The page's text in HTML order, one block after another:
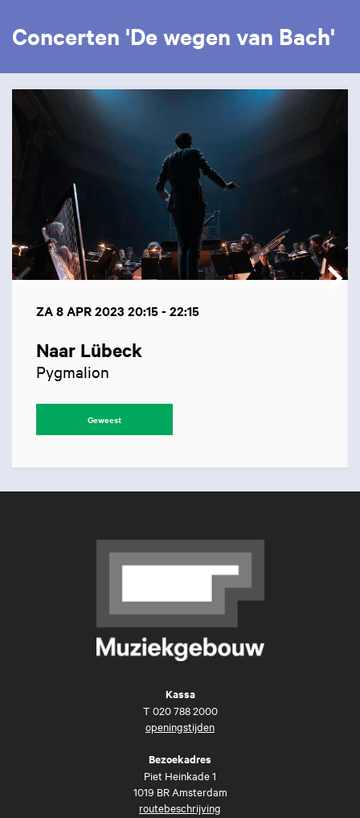
Concerten 'De wegen van Bach'
Naar Lübeck
Pygmalion
ZA 8 APR 2023 20:15 - 22:15
Geweest
Kassa
T 020 788 2000
openingstijden
Bezoekadres
Piet Heinkade 1
1019 BR Amsterdam
routebeschrijving